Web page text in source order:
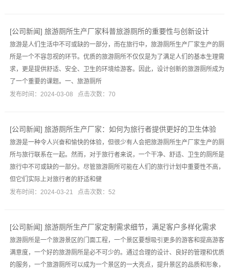
[公司新闻] 旅游厕所生产厂家科普旅游厕所的重要性与创新设计
旅游是人们生活中不可或缺的一部分，而在旅行中，旅游厕所生产厂家生产的厕
所是一个不容忽视的环节。优质的旅游厕所不仅仅是为了满足人们的基本生理需
求，更是提供舒适、安全、卫生的环境给游客。因此，设计创新的旅游厕所成为
了一个重要的课题。一、旅游厕所
发布时间：2024-03-08 点击次数：70
[公司新闻] 旅游厕所生产厂家：如何为旅行者提供更好的卫生体验
旅游是一种令人兴奋和愉快的体验，但很少有人会把旅游厕所生产厂家生产的厕
所与旅行联系在一起。然而，对于旅行者来说，一个干净、舒适、卫生的厕所是
旅行中不可或缺的一部分。尽管旅游厕所可能在人们的旅行计划中重要性不高，
但它们实际上对旅行者的舒适和健
发布时间：2024-03-21 点击次数：52
[公司新闻] 旅游厕所生产厂家定制需求细节，满足客户多样化需求
旅游厕所是一个旅游景区的门面工程，一个景区要想吸引更多的游客和提高游客
满意度，一个好的旅游厕所是必不可少的。通过合理的设计、良好的管理和优质
的服务，一个旅游厕所可以成为一个景区的一大亮点，提升景区的品质和形象，